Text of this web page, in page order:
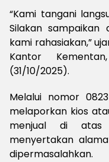
“Kami tangani
Silakan sampaikan
kami rahasiakan,”
Kantor
(31/10/2025).
Melalui nomor
melaporkan kios
menjual di atas
menyertakan
dipermasalahkan.